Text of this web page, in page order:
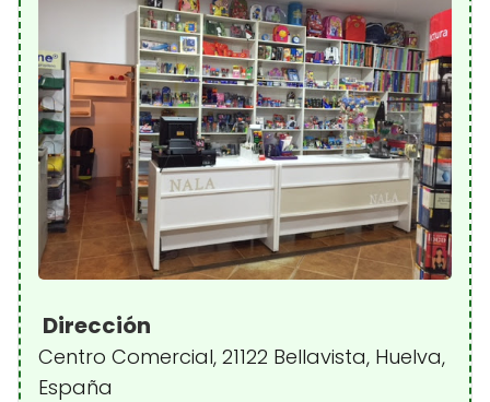
Dirección
Centro Comercial, 21122 Bellavista, Huelva,
España